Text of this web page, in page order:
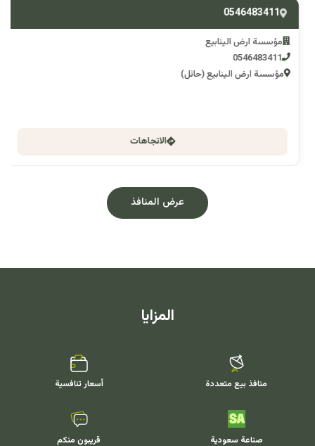
0546483411
مؤسسة ارض الينابيع
0546483411
مؤسسة ارض الينابيع (حائل)
الاتجاهات
عرض المنافذ
المزايا
منافذ بيع متعددة أسعار تنافسية
صناعة سعودية قريبون منكم